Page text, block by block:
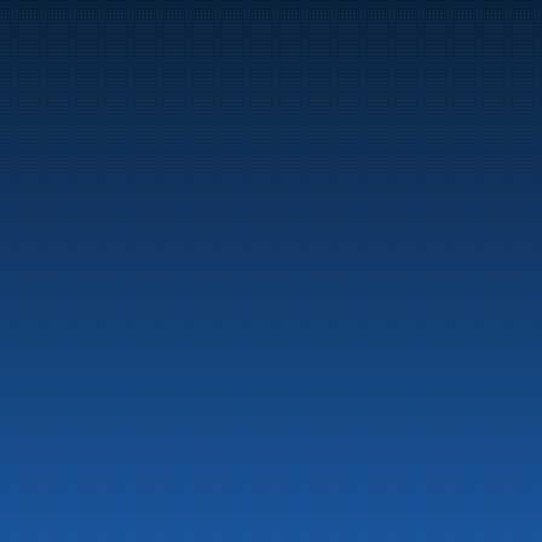
Marine
Auto & Industri
Bensinstasjoner
Tankingskort
Våre Produkter
Om selskapet
Aktuelt
Beredskapsinformasjon
Personvern
Kontakt oss